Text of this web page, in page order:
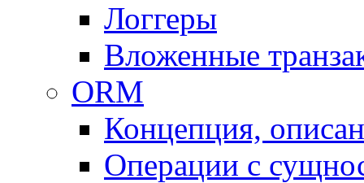
Логгеры
Вложенные
ORM
Концепция,
Операции с